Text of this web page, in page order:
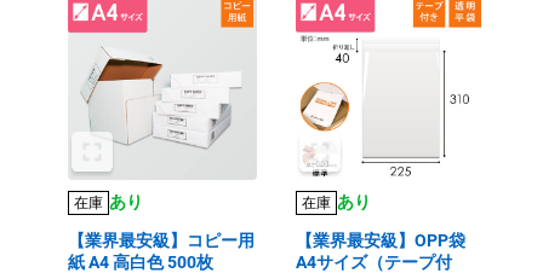
在庫 あり
【業界最安級】コピー用
紙 A4 高白色 500枚
在庫 あり
【業界最安級】OPP袋
A4サイズ（テープ付